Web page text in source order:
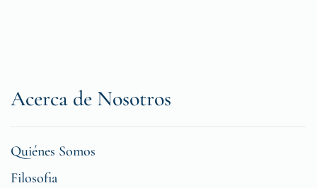
Acerca de Nosotros
Quiénes Somos
Filosofia